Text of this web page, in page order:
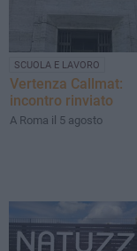
SCUOLA E LAVORO
Vertenza Callmat:
incontro rinviato
A Roma il 5 agosto